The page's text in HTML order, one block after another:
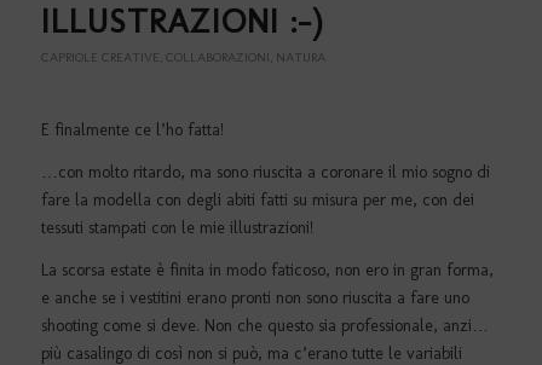
ILLUSTRAZIONI :-)
CAPRIOLE CREATIVE, COLLABORAZIONI, NATURA
E finalmente ce l’ho fatta!
…con molto ritardo, ma sono riuscita a coronare il mio sogno di
fare la modella con degli abiti fatti su misura per me, con dei
tessuti stampati con le mie illustrazioni!
La scorsa estate è finita in modo faticoso, non ero in gran forma,
e anche se i vestitini erano pronti non sono riuscita a fare uno
shooting come si deve. Non che questo sia professionale, anzi…
più casalingo di così non si può, ma c’erano tutte le variabili